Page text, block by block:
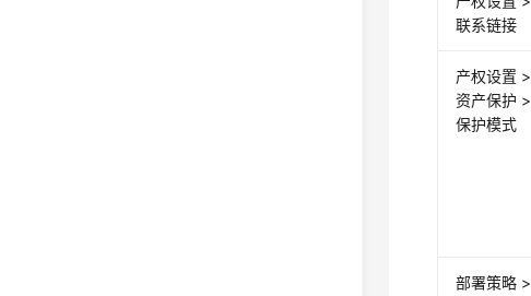
联系链接
产权设置 >
资产保护 >
保护模式
部署策略 >